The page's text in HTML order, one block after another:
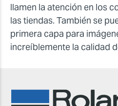
llamen la atención en los
las tiendas. También se
primera capa para
increíblemente la calidad